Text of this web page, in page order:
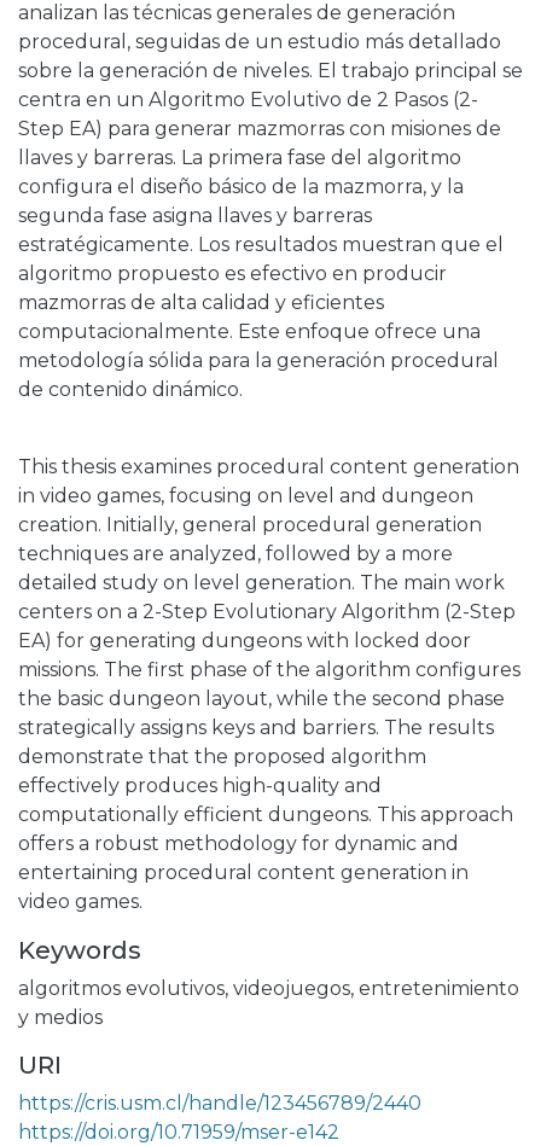
analizan las técnicas generales de generación
procedural, seguidas de un estudio más detallado
sobre la generación de niveles. El trabajo principal se
centra en un Algoritmo Evolutivo de 2 Pasos (2-
Step EA) para generar mazmorras con misiones de
llaves y barreras. La primera fase del algoritmo
configura el diseño básico de la mazmorra, y la
segunda fase asigna llaves y barreras
estratégicamente. Los resultados muestran que el
algoritmo propuesto es efectivo en producir
mazmorras de alta calidad y eficientes
computacionalmente. Este enfoque ofrece una
metodología sólida para la generación procedural
de contenido dinámico.
This thesis examines procedural content generation
in video games, focusing on level and dungeon
creation. Initially, general procedural generation
techniques are analyzed, followed by a more
detailed study on level generation. The main work
centers on a 2-Step Evolutionary Algorithm (2-Step
EA) for generating dungeons with locked door
missions. The first phase of the algorithm configures
the basic dungeon layout, while the second phase
strategically assigns keys and barriers. The results
demonstrate that the proposed algorithm
effectively produces high-quality and
computationally efficient dungeons. This approach
offers a robust methodology for dynamic and
entertaining procedural content generation in
video games.
Keywords
algoritmos evolutivos, videojuegos, entretenimiento
y medios
URI
https://cris.usm.cl/handle/123456789/2440
https://doi.org/10.71959/mser-e142